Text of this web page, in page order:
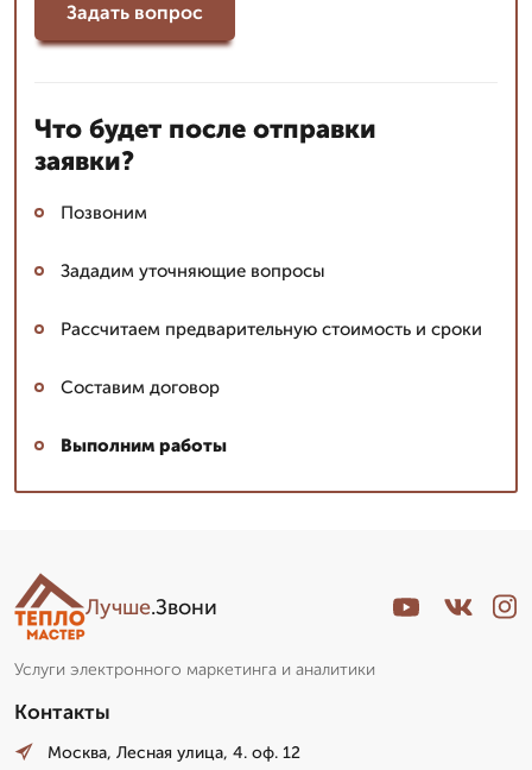
Задать вопрос
Что будет после отправки
заявки?
Позвоним
Зададим уточняющие вопросы
Рассчитаем предварительную стоимость и сроки
Составим договор
Выполним работы
Лучше.Звони
Услуги электронного маркетинга и аналитики
Контакты
Москва, Лесная улица, 4. оф. 12